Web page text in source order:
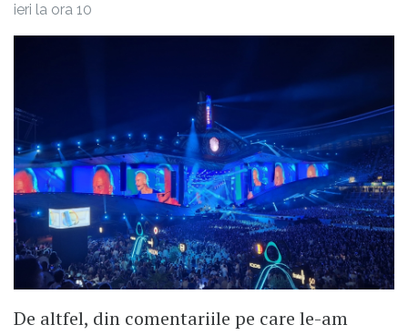
ieri la ora 10
De altfel, din comentariile pe care le-am